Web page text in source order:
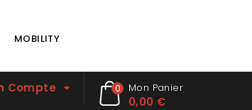
MOBILITY
Mon Panier
0,00 €
0
Compte